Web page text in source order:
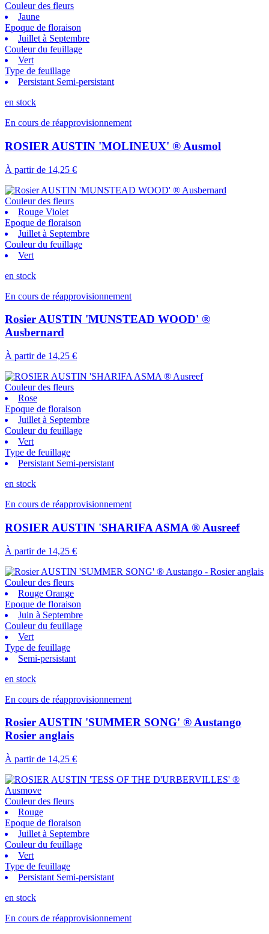
Couleur des fleurs
Jaune
Epoque de floraison
Juillet à Septembre
Couleur du feuillage
Vert
Type de feuillage
Persistant Semi-persistant
en stock
En cours de réapprovisionnement
ROSIER AUSTIN 'MOLINEUX' ® Ausmol
À partir de 14,25 €
Couleur des fleurs
Rouge Violet
Epoque de floraison
Juillet à Septembre
Couleur du feuillage
Vert
en stock
En cours de réapprovisionnement
Rosier AUSTIN 'MUNSTEAD WOOD' ®
Ausbernard
À partir de 14,25 €
Couleur des fleurs
Rose
Epoque de floraison
Juillet à Septembre
Couleur du feuillage
Vert
Type de feuillage
Persistant Semi-persistant
en stock
En cours de réapprovisionnement
ROSIER AUSTIN 'SHARIFA ASMA ® Ausreef
À partir de 14,25 €
Couleur des fleurs
Rouge Orange
Epoque de floraison
Juin à Septembre
Couleur du feuillage
Vert
Type de feuillage
Semi-persistant
en stock
En cours de réapprovisionnement
Rosier AUSTIN 'SUMMER SONG' ® Austango
Rosier anglais
À partir de 14,25 €
Couleur des fleurs
Rouge
Epoque de floraison
Juillet à Septembre
Couleur du feuillage
Vert
Type de feuillage
Persistant Semi-persistant
en stock
En cours de réapprovisionnement